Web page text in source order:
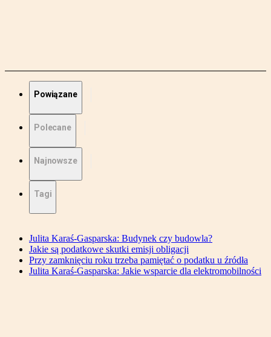
Powiązane
Polecane
Najnowsze
Tagi
Julita Karaś-Gasparska: Budynek czy budowla?
Jakie są podatkowe skutki emisji obligacji
Przy zamknięciu roku trzeba pamiętać o podatku u źródła
Julita Karaś-Gasparska: Jakie wsparcie dla elektromobilności